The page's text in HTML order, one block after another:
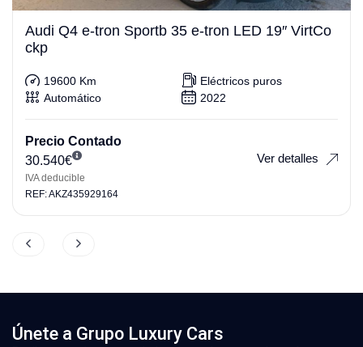
Audi Q4 e-tron Sportb 35 e-tron LED 19″ VirtCo
ckp
19600 Km
Eléctricos puros
Automático
2022
Precio Contado
30.540€
IVA deducible
Ver detalles
REF: AKZ435929164
Únete a Grupo Luxury Cars